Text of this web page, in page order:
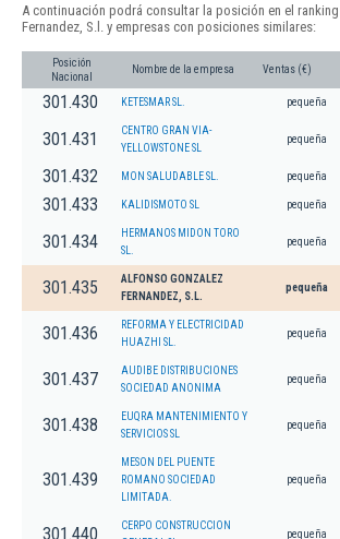
A continuación podrá consultar la posición en el
Fernandez, S.l. y empresas con posiciones similares:
Posición
Nacional
Nombre de la empresa Ventas (€)
301.430 KETESMAR SL. pequeña
301.431
CENTRO GRAN VIA-
YELLOWSTONE SL
pequeña
301.432 MON SALUDABLE SL. pequeña
301.433 KALIDISMOTO SL pequeña
301.434
HERMANOS MIDON TORO
SL.
pequeña
301.435
ALFONSO GONZALEZ
FERNANDEZ, S.L.
pequeña
301.436
REFORMA Y ELECTRICIDAD
HUAZHI SL.
pequeña
301.437
AUDIBE DISTRIBUCIONES
SOCIEDAD ANONIMA
pequeña
301.438
EUQRA MANTENIMIENTO Y
SERVICIOS SL
pequeña
301.439
MESON DEL PUENTE
ROMANO SOCIEDAD
LIMITADA.
pequeña
301.440
CERPO CONSTRUCCION
pequeña